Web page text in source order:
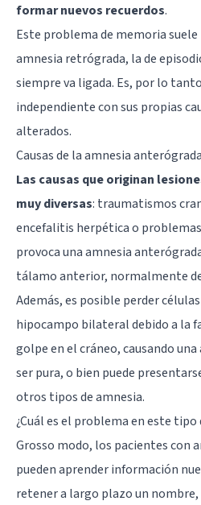
formar nuevos recuerdos.
Este problema de memoria suele
amnesia retrógrada, la de
siempre va ligada. Es, por lo
independiente con sus propias
alterados.
Causas de la amnesia anterógrada
Las causas que originan
muy diversas: traumatismos
encefalitis herpética o
provoca una amnesia
tálamo anterior, normalmente
Además, es posible perder
hipocampo bilateral debido a la
golpe en el cráneo, causando
ser pura, o bien puede
otros tipos de amnesia.
¿Cuál es el problema en este tipo
Grosso modo, los pacientes con
pueden aprender información
retener a largo plazo un nombre,